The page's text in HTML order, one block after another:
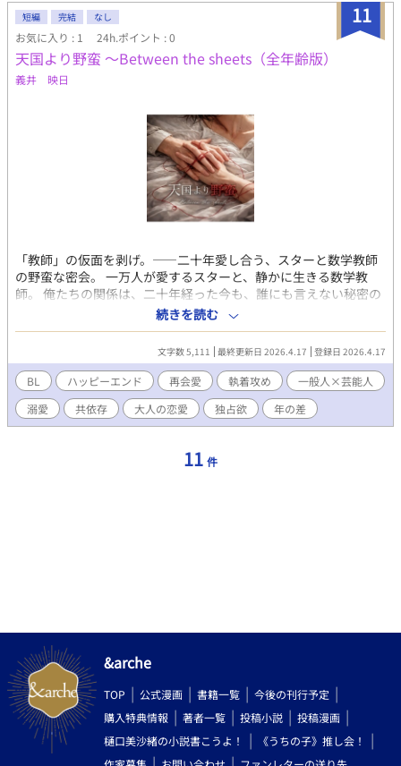
11
短編 完結 なし
お気に入り : 1 24h.ポイント : 0
天国より野蛮 〜Between the sheets（全年齢版）
義井 映日
「教師」の仮面を剥げ。――二十年愛し合う、スターと数学教師
の野蛮な密会。 ​一万人が愛するスターと、静かに生きる数学教
師。 俺たちの関係は、二十年経った今も、誰にも言えない秘密の
ままだ。 ​札幌で規律正しく生きる数学教師・西塔玲二（41）。 彼
の唯一の「番（つがい）」は、人気V系ヴォーカル・篠宮綾人。 ​
ライブ直後のマンション。 「教師」の仮面を剥ぎ取り、野蛮な本
能を暴き出す濃密な七日間が始まる。 ​「一万人に愛されるより、
俺一人に愛される方が――ずっと毒だって思い出させてやるよ」 ​
シーツの間で愛を刻む、大人二人の執着と耽溺。
続きを読む
文字数 5,111 最終更新日 2026.4.17 登録日 2026.4.17
BL ハッピーエンド 再会愛 執着攻め
一般人×芸能人
溺愛
共依存 大人の恋愛 独占欲 年の差
11 件
&arche
TOP 公式漫画 書籍一覧
今後の刊行予定
購入特典情報
著者一覧 投稿小説
投稿漫画
樋口美沙緒の小説書こうよ！
《うちの子》推し会！